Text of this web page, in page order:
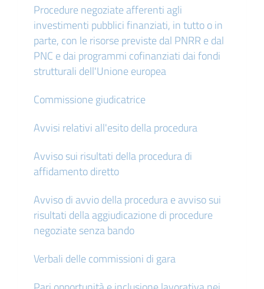
Procedure negoziate afferenti agli
investimenti pubblici finanziati, in tutto o in
parte, con le risorse previste dal PNRR e dal
PNC e dai programmi cofinanziati dai fondi
strutturali dell'Unione europea
Commissione giudicatrice
Avvisi relativi all'esito della procedura
Avviso sui risultati della procedura di
affidamento diretto
Avviso di avvio della procedura e avviso sui
risultati della aggiudicazione di procedure
negoziate senza bando
Verbali delle commissioni di gara